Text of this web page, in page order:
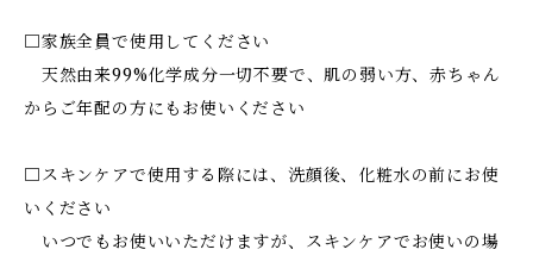
□家族全員で使用してください
天然由来99%化学成分一切不要で、肌の弱い方、赤ちゃん
からご年配の方にもお使いください
□スキンケアで使用する際には、洗顔後、化粧水の前にお使
いください
いつでもお使いいただけますが、スキンケアでお使いの場